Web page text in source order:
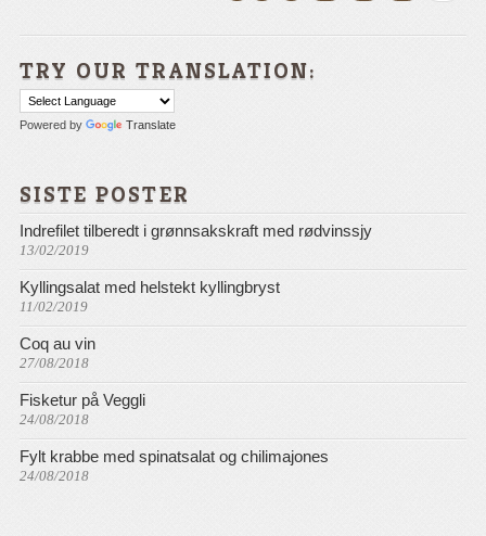
TRY OUR TRANSLATION:
Powered by Translate
SISTE POSTER
Indrefilet tilberedt i grønnsakskraft med rødvinssjy
13/02/2019
Kyllingsalat med helstekt kyllingbryst
11/02/2019
Coq au vin
27/08/2018
Fisketur på Veggli
24/08/2018
Fylt krabbe med spinatsalat og chilimajones
24/08/2018